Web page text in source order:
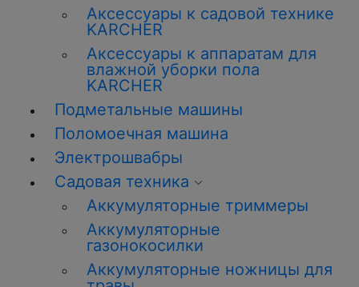
Аксессуары к садовой технике
KARCHER
Аксессуары к аппаратам для
влажной уборки пола
KARCHER
Подметальные машины
Поломоечная машина
Электрошвабры
Садовая техника
Аккумуляторные триммеры
Аккумуляторные
газонокосилки
Аккумуляторные ножницы для